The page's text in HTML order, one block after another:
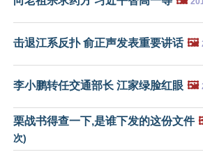
击退江系反扑 俞正声发表重要讲话 🖼️
李小鹏转任交通部长 江家绿脸红眼 🖼️
栗战书得查一下,是谁下发的这份文件
次)